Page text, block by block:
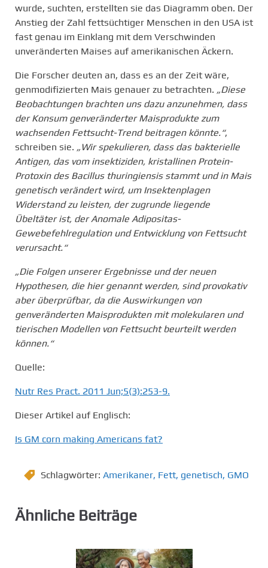
wurde, suchten, erstellten sie das Diagramm oben. Der
Anstieg der Zahl fettsüchtiger Menschen in den USA ist
fast genau im Einklang mit dem Verschwinden
unveränderten Maises auf amerikanischen Äckern.
Die Forscher deuten an, dass es an der Zeit wäre,
genmodifizierten Mais genauer zu betrachten. „Diese
Beobachtungen brachten uns dazu anzunehmen, dass
der Konsum genveränderter Maisprodukte zum
wachsenden Fettsucht-Trend beitragen könnte.“,
schreiben sie. „Wir spekulieren, dass das bakterielle
Antigen, das vom insektiziden, kristallinen Protein-
Protoxin des Bacillus thuringiensis stammt und in Mais
genetisch verändert wird, um Insektenplagen
Widerstand zu leisten, der zugrunde liegende
Übeltäter ist, der Anomale Adipositas-
Gewebefehlregulation und Entwicklung von Fettsucht
verursacht.“
„Die Folgen unserer Ergebnisse und der neuen
Hypothesen, die hier genannt werden, sind provokativ
aber überprüfbar, da die Auswirkungen von
genveränderten Maisprodukten mit molekularen und
tierischen Modellen von Fettsucht beurteilt werden
können.“
Quelle:
Nutr Res Pract. 2011 Jun;5(3):253-9.
Dieser Artikel auf Englisch:
Is GM corn making Americans fat?
Schlagwörter: Amerikaner, Fett, genetisch, GMO
Ähnliche Beiträge